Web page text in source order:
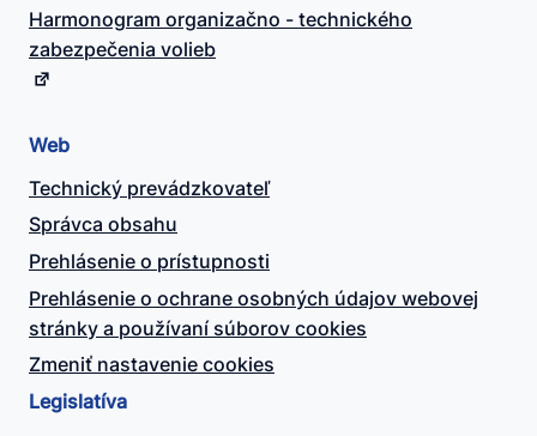
Harmonogram organizačno - technického
zabezpečenia volieb
Web
Technický prevádzkovateľ
Správca obsahu
Prehlásenie o prístupnosti
Prehlásenie o ochrane osobných údajov webovej
stránky a používaní súborov cookies
Zmeniť nastavenie cookies
Legislatíva